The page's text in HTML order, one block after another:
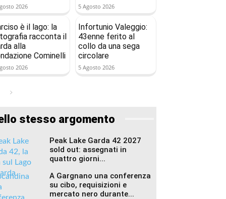
2026 5 Agosto 2026
è il lago: la
racconta il
alla
Cominelli
2026
Infortunio Valeggio:
43enne ferito al
collo da una sega
circolare
5 Agosto 2026
stesso argomento
Peak Lake Garda 42 2027
sold out: assegnati in
quattro giorni...
A Gargnano una conferenza
su cibo, requisizioni e
mercato nero durante...